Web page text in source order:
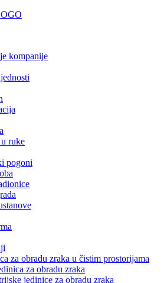
kompanije
ruke
pogoni
za obradu zraka u čistim prostorijama
za obradu zraka
jedinice za obradu zraka